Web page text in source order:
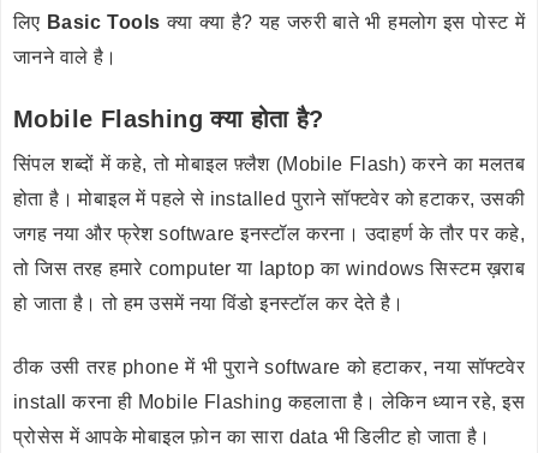
लिए Basic Tools क्या क्या है? यह जरुरी बाते भी हमलोग इस पोस्ट में
जानने वाले है।
Mobile Flashing क्या होता है?
सिंपल शब्दों में कहे, तो मोबाइल फ़्लैश (Mobile Flash) करने का मलतब
होता है। मोबाइल में पहले से installed पुराने सॉफ्टवेर को हटाकर, उसकी
जगह नया और फ्रेश software इनस्टॉल करना। उदाहर्ण के तौर पर कहे,
तो जिस तरह हमारे computer या laptop का windows सिस्टम ख़राब
हो जाता है। तो हम उसमें नया विंडो इनस्टॉल कर देते है।
ठीक उसी तरह phone में भी पुराने software को हटाकर, नया सॉफ्टवेर
install करना ही Mobile Flashing कहलाता है। लेकिन ध्यान रहे, इस
प्रोसेस में आपके मोबाइल फ़ोन का सारा data भी डिलीट हो जाता है।